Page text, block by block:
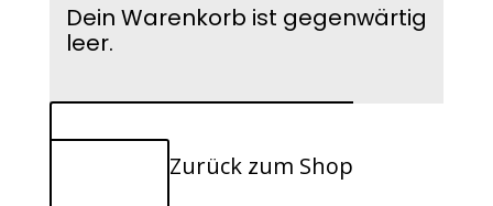
Dein Warenkorb ist gegenwärtig
leer.
Zurück zum Shop